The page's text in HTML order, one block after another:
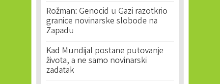
Rožman: Genocid u Gazi razotkrio
granice novinarske slobode na
Zapadu
Kad Mundijal postane putovanje
života, a ne samo novinarski
zadatak